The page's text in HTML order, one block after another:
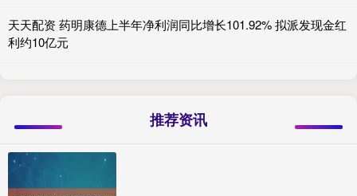
天天配资 药明康德上半年净利润同比增长101.92% 拟派发现金红
利约10亿元
推荐资讯